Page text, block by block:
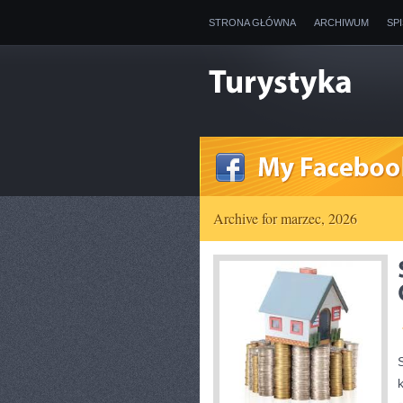
STRONA GŁÓWNA ARCHIWUM
Archive for marzec, 2026